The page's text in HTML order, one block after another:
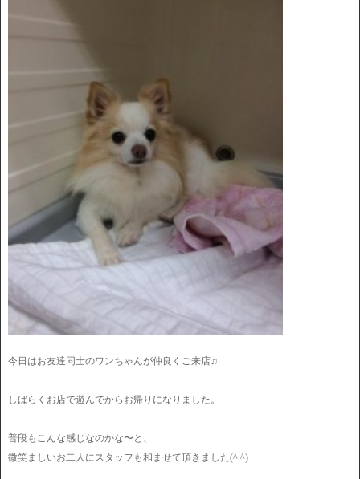
今日はお友達同士のワンちゃんが仲良くご来店♫
しばらくお店で遊んでからお帰りになりました。
普段もこんな感じなのかな〜と、
微笑ましいお二人にスタッフも和ませて頂きました(^ ^)